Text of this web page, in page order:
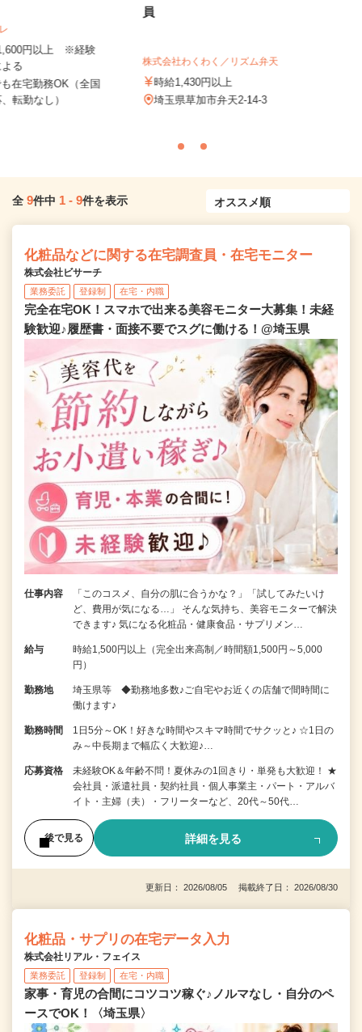
※経験
（全国
株式会社わくわく／リズム弁天
時給1,430円以上
埼玉県草加市弁天2-14-3
全 9件中 1 - 9件を表示
化粧品などに関する在宅調査員・在宅モニター
株式会社ビサーチ
業務委託 登録制 在宅・内職
完全在宅OK！スマホで出来る美容モニター大募集！未経
験歓迎♪履歴書・面接不要でスグに働ける！@埼玉県
仕事内容
「このコスメ、自分の肌に合うかな？」「試してみたいけ
ど、費用が気になる…」 そんな気持ち、美容モニターで解決
できます♪ 気になる化粧品・健康食品・サプリメン…
給与
時給1,500円以上（完全出来高制／時間額1,500円～5,000
円）
勤務地
埼玉県等 ◆勤務地多数♪ご自宅やお近くの店舗で間時間に
働けます♪
勤務時間
1日5分～OK！好きな時間やスキマ時間でサクッと♪ ☆1日の
み～中長期まで幅広く大歓迎♪…
応募資格
未経験OK＆年齢不問！夏休みの1回きり・単発も大歓迎！ ★
会社員・派遣社員・契約社員・個人事業主・パート・アルバ
イト・主婦（夫）・フリーターなど、20代～50代…
後で見る 詳細を見る
更新日： 2026/08/05 掲載終了日： 2026/08/30
化粧品・サプリの在宅データ入力
株式会社リアル・フェイス
業務委託 登録制 在宅・内職
家事・育児の合間にコツコツ稼ぐ♪ノルマなし・自分のペ
ースでOK！〈埼玉県〉